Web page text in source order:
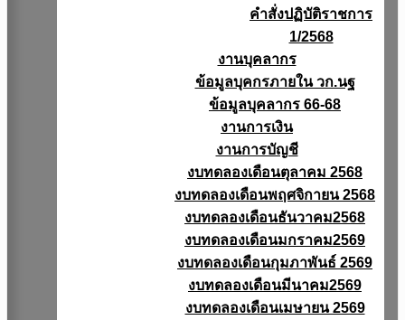
คำสั่งปฏิบัติราชการ
1/2568
งานบุคลากร
ข้อมูลบุคกรภายใน วก.นฐ
ข้อมูลบุคลากร 66-68
งานการเงิน
งานการบัญชี
งบทดลองเดือนตุลาคม 2568
งบทดลองเดือนพฤศจิกายน 2568
งบทดลองเดือนธันวาคม2568
งบทดลองเดือนมกราคม2569
งบทดลองเดือนกุมภาพันธ์ 2569
งบทดลองเดือนมีนาคม2569
งบทดลองเดือนเมษายน 2569